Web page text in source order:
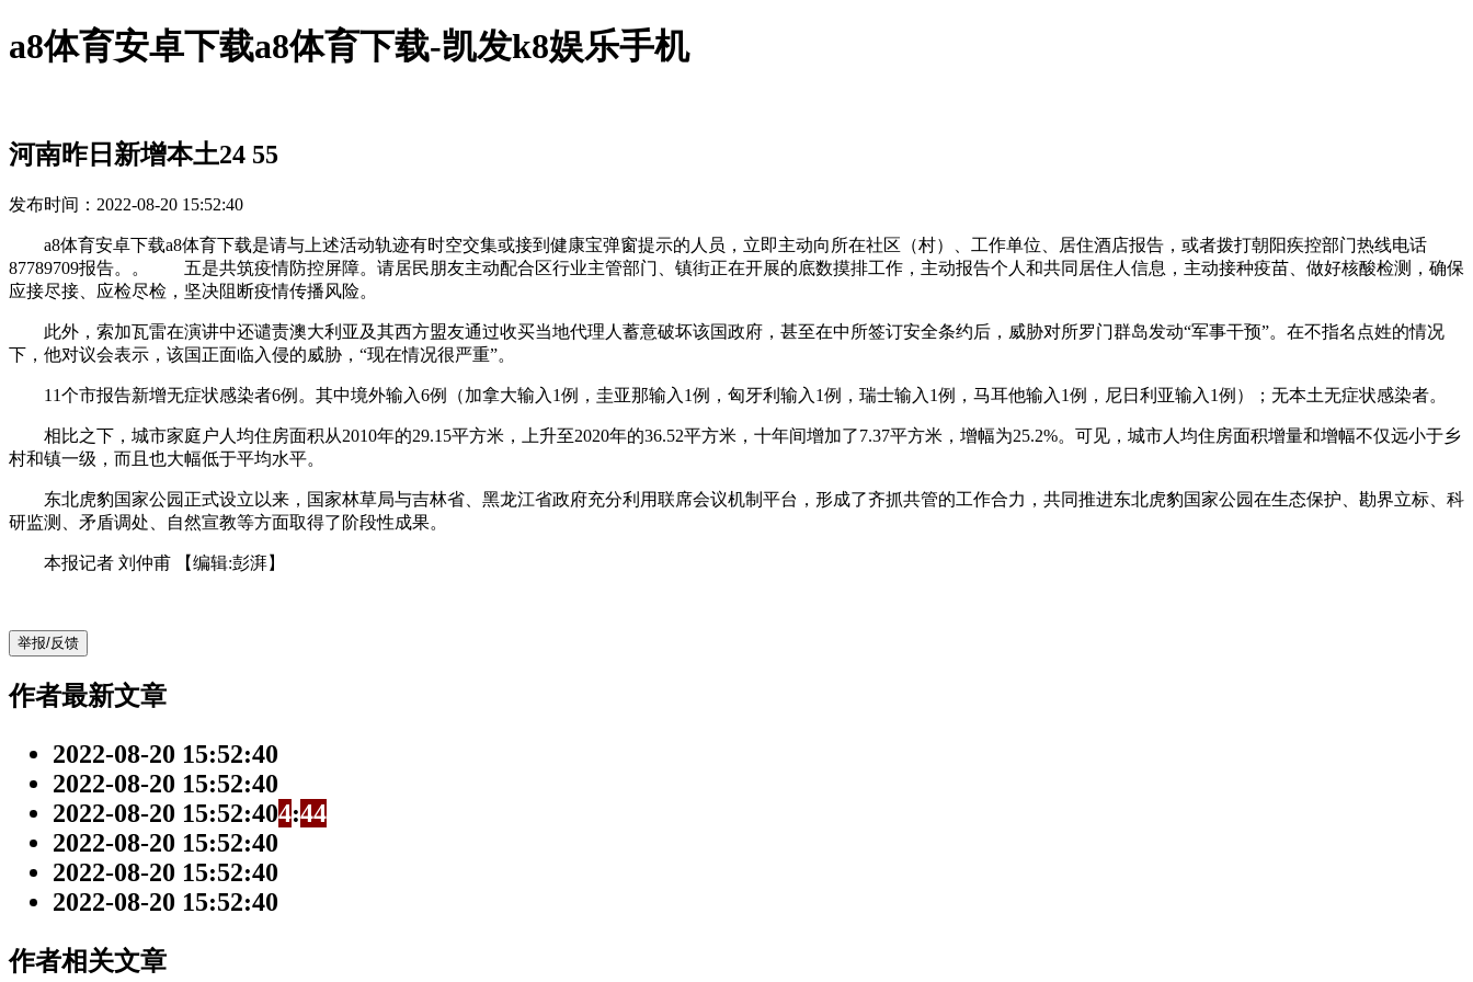
a8体育安卓下载a8体育下载-凯发k8娱乐手机
河南昨日新增本土24 55
发布时间：2022-08-20 15:52:40
a8体育安卓下载a8体育下载是请与上述活动轨迹有时空交集或接到健康宝弹窗提示的人员，立即主动向所在社区（村）、工作单位、居住酒店报告，或者拨打朝阳疾控部门热线电话
87789709报告。。 五是共筑疫情防控屏障。请居民朋友主动配合区行业主管部门、镇街正在开展的底数摸排工作，主动报告个人和共同居住人信息，主动接种疫苗、做好核酸检测，确保
应接尽接、应检尽检，坚决阻断疫情传播风险。
此外，索加瓦雷在演讲中还谴责澳大利亚及其西方盟友通过收买当地代理人蓄意破坏该国政府，甚至在中所签订安全条约后，威胁对所罗门群岛发动“军事干预”。在不指名点姓的情况
下，他对议会表示，该国正面临入侵的威胁，“现在情况很严重”。
11个市报告新增无症状感染者6例。其中境外输入6例（加拿大输入1例，圭亚那输入1例，匈牙利输入1例，瑞士输入1例，马耳他输入1例，尼日利亚输入1例）；无本土无症状感染者。
相比之下，城市家庭户人均住房面积从2010年的29.15平方米，上升至2020年的36.52平方米，十年间增加了7.37平方米，增幅为25.2%。可见，城市人均住房面积增量和增幅不仅远小于乡
村和镇一级，而且也大幅低于平均水平。
东北虎豹国家公园正式设立以来，国家林草局与吉林省、黑龙江省政府充分利用联席会议机制平台，形成了齐抓共管的工作合力，共同推进东北虎豹国家公园在生态保护、勘界立标、科
研监测、矛盾调处、自然宣教等方面取得了阶段性成果。
本报记者 刘仲甫 【编辑:彭湃】
举报/反馈
作者最新文章
2022-08-20 15:52:40
2022-08-20 15:52:40
2022-08-20 15:52:404:44
2022-08-20 15:52:40
2022-08-20 15:52:40
2022-08-20 15:52:40
作者相关文章